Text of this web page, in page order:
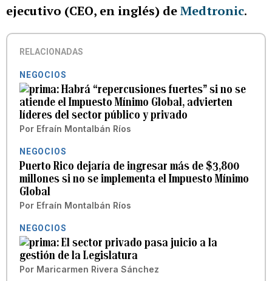
ejecutivo (CEO, en inglés) deMedtronic.
RELACIONADAS
NEGOCIOS
Habrá “repercusiones fuertes” si no se
atiende el Impuesto Mínimo Global, advierten
líderes del sector público y privado
Por Efraín Montalbán Ríos
NEGOCIOS
Puerto Rico dejaría de ingresar más de $3,800
millones si no se implementa el Impuesto Mínimo
Global
Por Efraín Montalbán Ríos
NEGOCIOS
El sector privado pasa juicio a la
gestión de la Legislatura
Por Maricarmen Rivera Sánchez